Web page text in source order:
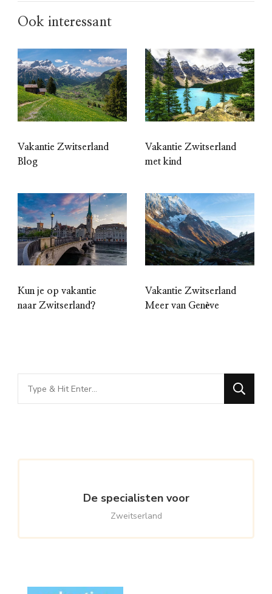
Ook interessant
Vakantie Zwitserland
Blog
Vakantie Zwitserland
met kind
Kun je op vakantie
naar Zwitserland?
Vakantie Zwitserland
Meer van Genève
Looking
for
De specialisten voor
Zweitserland